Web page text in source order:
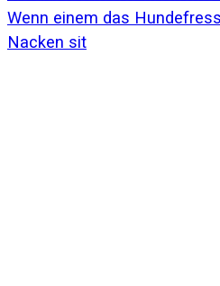
Wenn einem das
Nacken sit